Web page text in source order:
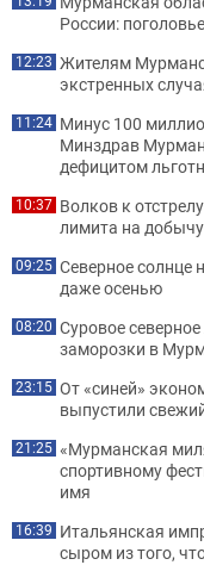
России:
12:23 Жителям
экстренных
11:24 Минус 100
Минздрав
дефицитом
10:37 Волков к
лимита на
09:25 Северное солнце
даже осенью
08:20 Суровое
заморозки в
23:15 От «синей»
выпустили
21:25 «Мурманская
спортивному
имя
16:39 Итальянская
сыром из того,